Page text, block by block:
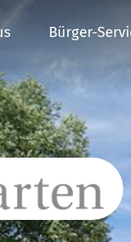
Bürger-